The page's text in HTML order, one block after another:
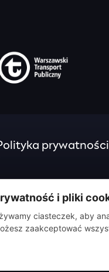
prywatności
i pliki
ciasteczek, aby
zaakceptować